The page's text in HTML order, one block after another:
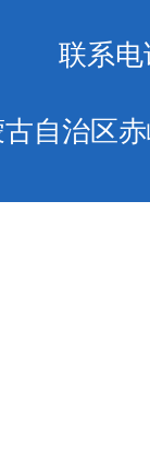
联系电
自治区